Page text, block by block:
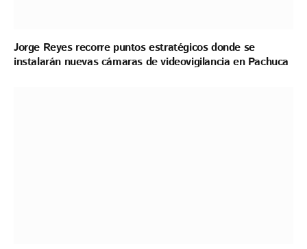
Jorge Reyes recorre puntos estratégicos donde se
instalarán nuevas cámaras de videovigilancia en Pachuca